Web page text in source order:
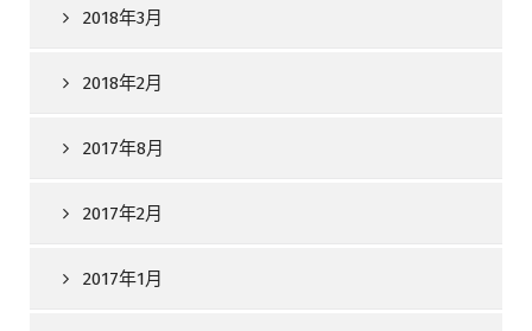
2018年3月
2018年2月
2017年8月
2017年2月
2017年1月